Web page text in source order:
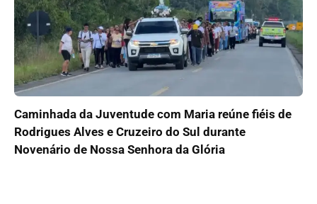
Caminhada da Juventude com Maria reúne fiéis de
Rodrigues Alves e Cruzeiro do Sul durante
Novenário de Nossa Senhora da Glória